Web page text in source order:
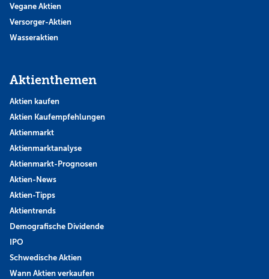
Vegane Aktien
Versorger-Aktien
Wasseraktien
Aktienthemen
Aktien kaufen
Aktien Kaufempfehlungen
Aktienmarkt
Aktienmarktanalyse
Aktienmarkt-Prognosen
Aktien-News
Aktien-Tipps
Aktientrends
Demografische Dividende
IPO
Schwedische Aktien
Wann Aktien verkaufen